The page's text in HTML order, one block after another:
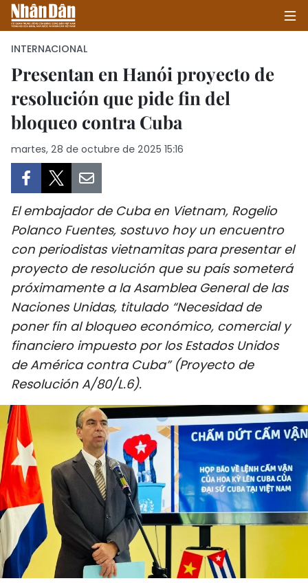
INICIO
POLÍTICA
SALUD - MEDIO AMBIENTE
CULTURA - ENTRETENIMIENTO
INTERNACIONAL
DEPORTES
VIAJES
PUENTE DE AMISTAD
HISTORIAS MULTIMEDIA
FOTOGRAFÍA
¿QUIÉNES SOMOS?
TIẾNG VIỆT
ENGLISH
INTERNACIONAL
Presentan en Hanói proyecto de
resolución que pide fin del
bloqueo contra Cuba
martes, 28 de octubre de 2025 15:16
El embajador de Cuba en Vietnam, Rogelio
Polanco Fuentes, sostuvo hoy un encuentro
con periodistas vietnamitas para presentar el
proyecto de resolución que su país someterá
próximamente a la Asamblea General de las
Naciones Unidas, titulado “Necesidad de
poner fin al bloqueo económico, comercial y
financiero impuesto por los Estados Unidos
de América contra Cuba” (Proyecto de
Resolución A/80/L.6).